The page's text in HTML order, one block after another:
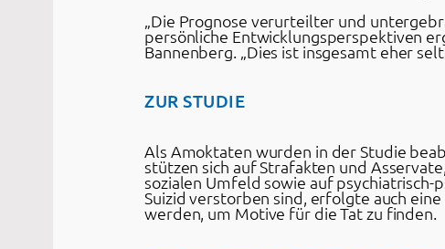
„Die Prognose verurteilter und
persönliche Entwicklungsperspektiven
Bannenberg. „Dies ist insgesamt eher
ZUR STUDIE
Als Amoktaten wurden in der Studie
stützen sich auf Strafakten und
sozialen Umfeld sowie auf psychiatrisch-
Suizid verstorben sind, erfolgte auch
werden, um Motive für die Tat zu finden.